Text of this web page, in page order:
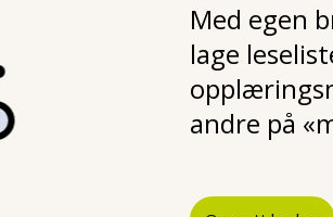
Med egen
lage
andre på